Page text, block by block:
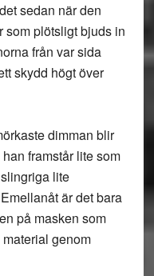
sedan när den
som plötsligt bjuds in
från var sida
skydd högt över
dimman blir
framstår lite som
lite
är det bara
på masken som
genom